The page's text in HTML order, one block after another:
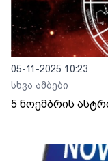
05-11-2025 10:23
სხვა ამბები
5 ნოემბრის